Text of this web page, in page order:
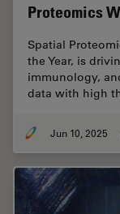
Proteomics
Spatial
the Year, is
immunology,
data with high
Jun 10, 2025